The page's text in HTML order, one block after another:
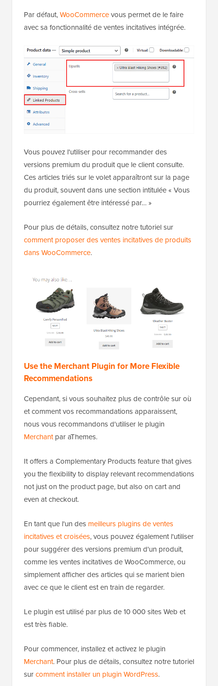
Par défaut,WooCommercevous permet de le faire
avec sa fonctionnalité de ventes incitatives intégrée.
Vous pouvez l'utiliser pour recommander des
versions premium du produit que le client consulte.
Ces articles triés sur le volet apparaîtront sur la page
du produit, souvent dans une section intitulée « Vous
pourriez également être intéressé par… »
Pour plus de détails, consultez notre tutoriel sur
comment proposer des ventes incitatives de produits
dans WooCommerce.
Use the Merchant Plugin for More Flexible
Recommendations
Cependant, si vous souhaitez plus de contrôle sur où
et comment vos recommandations apparaissent,
nous vous recommandons d'utiliser le plugin
Merchantpar aThemes.
It offers a Complementary Products feature that gives
you the flexibility to display relevant recommendations
not just on the product page, but also on cart and
even at checkout.
En tant que l'un des meilleurs plugins de ventes
incitatives et croisées, vous pouvez également l'utiliser
pour suggérer des versions premium d'un produit,
comme les ventes incitatives de WooCommerce, ou
simplement afficher des articles qui se marient bien
avec ce que le client est en train de regarder.
Le plugin est utilisé par plus de 10 000 sites Web et
est très fiable.
Pour commencer, installez et activez le plugin
Merchant. Pour plus de détails, consultez notre tutoriel
surcomment installer un plugin WordPress.